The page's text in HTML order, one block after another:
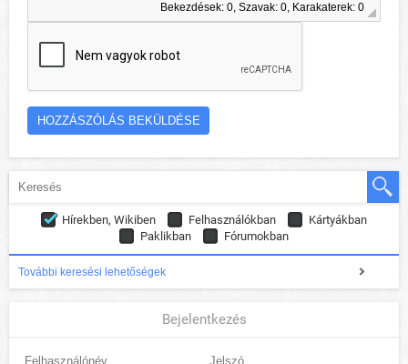
Bekezdések: 0, Szavak: 0, Karakaterek: 0
Hírekben, Wikiben Felhasználókban
Kártyákban
Paklikban
Fórumokban
További keresési lehetőségek
Bejelentkezés